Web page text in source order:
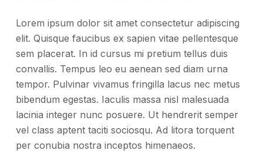
Lorem ipsum dolor sit amet consectetur adipiscing
elit. Quisque faucibus ex sapien vitae pellentesque
sem placerat. In id cursus mi pretium tellus duis
convallis. Tempus leo eu aenean sed diam urna
tempor. Pulvinar vivamus fringilla lacus nec metus
bibendum egestas. Iaculis massa nisl malesuada
lacinia integer nunc posuere. Ut hendrerit semper
vel class aptent taciti sociosqu. Ad litora torquent
per conubia nostra inceptos himenaeos.